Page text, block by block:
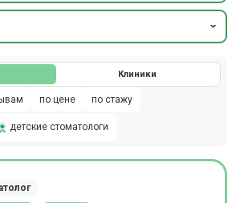
Клиники
по цене по стажу
детские стоматологи